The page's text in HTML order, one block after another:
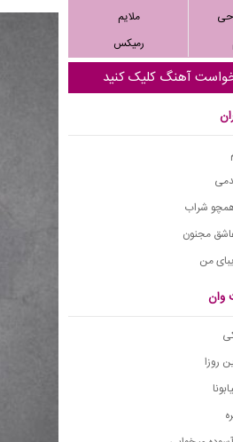
ملایم
رمیکس
آهنگ کلیک کنید
شراب
مجنون
من
وان
روزا